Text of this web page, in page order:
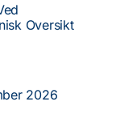
Oversikt
2026